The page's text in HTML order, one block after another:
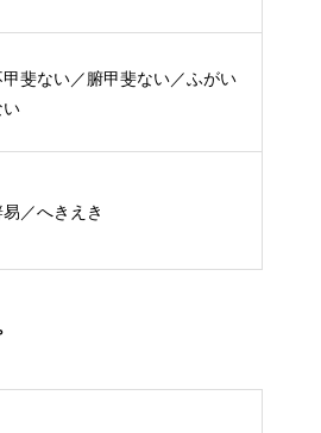
甲斐ない／腑甲斐ない／ふがい
い
易／へきえき